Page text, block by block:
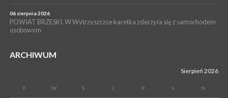
06 sierpnia 2026
POWIAT BRZESKI. W Wytrzyszczce karetka zderzyła się z samochodem
osobowym
ARCHIWUM
Sierpień 2026
P W Ś C P S N